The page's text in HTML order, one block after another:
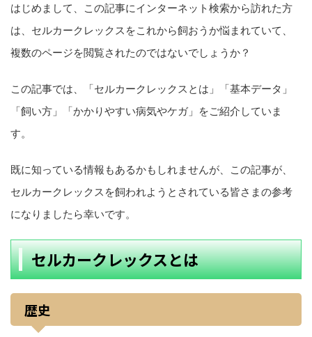
はじめまして、この記事にインターネット検索から訪れた方
は、セルカークレックスをこれから飼おうか悩まれていて、
複数のページを閲覧されたのではないでしょうか？
この記事では、「セルカークレックスとは」「基本データ」
「飼い方」「かかりやすい病気やケガ」をご紹介していま
す。
既に知っている情報もあるかもしれませんが、この記事が、
セルカークレックスを飼われようとされている皆さまの参考
になりましたら幸いです。
セルカークレックスとは
歴史